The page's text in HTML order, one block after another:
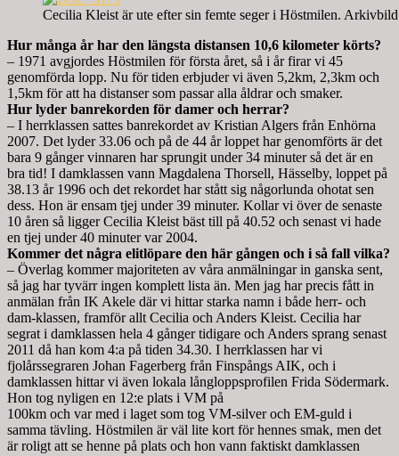
Cecilia Kleist är ute efter sin femte seger i Höstmilen.
Hur många år har den längsta distansen 10,6 kilometer körts?
– 1971 avgjordes Höstmilen för första året, så i år firar vi 45
genomförda lopp. Nu för tiden erbjuder vi även 5,2km, 2,3km och
1,5km för att ha distanser som passar alla åldrar och smaker.
Hur lyder banrekorden för damer och herrar?
– I herrklassen sattes banrekordet av Kristian Algers från Enhörna
2007. Det lyder 33.06 och på de 44 år loppet har genomförts är det
bara 9 gånger vinnaren har sprungit under 34 minuter så det är en
bra tid! I damklassen vann Magdalena Thorsell, Hässelby, loppet på
38.13 år 1996 och det rekordet har stått sig någorlunda ohotat sen
dess. Hon är ensam tjej under 39 minuter. Kollar vi över de senaste
10 åren så ligger Cecilia Kleist bäst till på 40.52 och senast vi hade
en tjej under 40 minuter var 2004.
Kommer det några elitlöpare den här gången och i så fall vilka?
– Överlag kommer majoriteten av våra anmälningar in ganska sent,
så jag har tyvärr ingen komplett lista än. Men jag har precis fått in
anmälan från IK Akele där vi hittar starka namn i både herr- och
dam-klassen, framför allt Cecilia och Anders Kleist. Cecilia har
segrat i damklassen hela 4 gånger tidigare och Anders sprang senast
2011 då han kom 4:a på tiden 34.30. I herrklassen har vi
fjolårssegraren Johan Fagerberg från Finspångs AIK, och i
damklassen hittar vi även lokala långloppsprofilen Frida Södermark.
Hon tog nyligen en 12:e plats i VM på
100km och var med i laget som tog VM-silver och EM-guld i
samma tävling. Höstmilen är väl lite kort för hennes smak, men det
är roligt att se henne på plats och hon vann faktiskt damklassen